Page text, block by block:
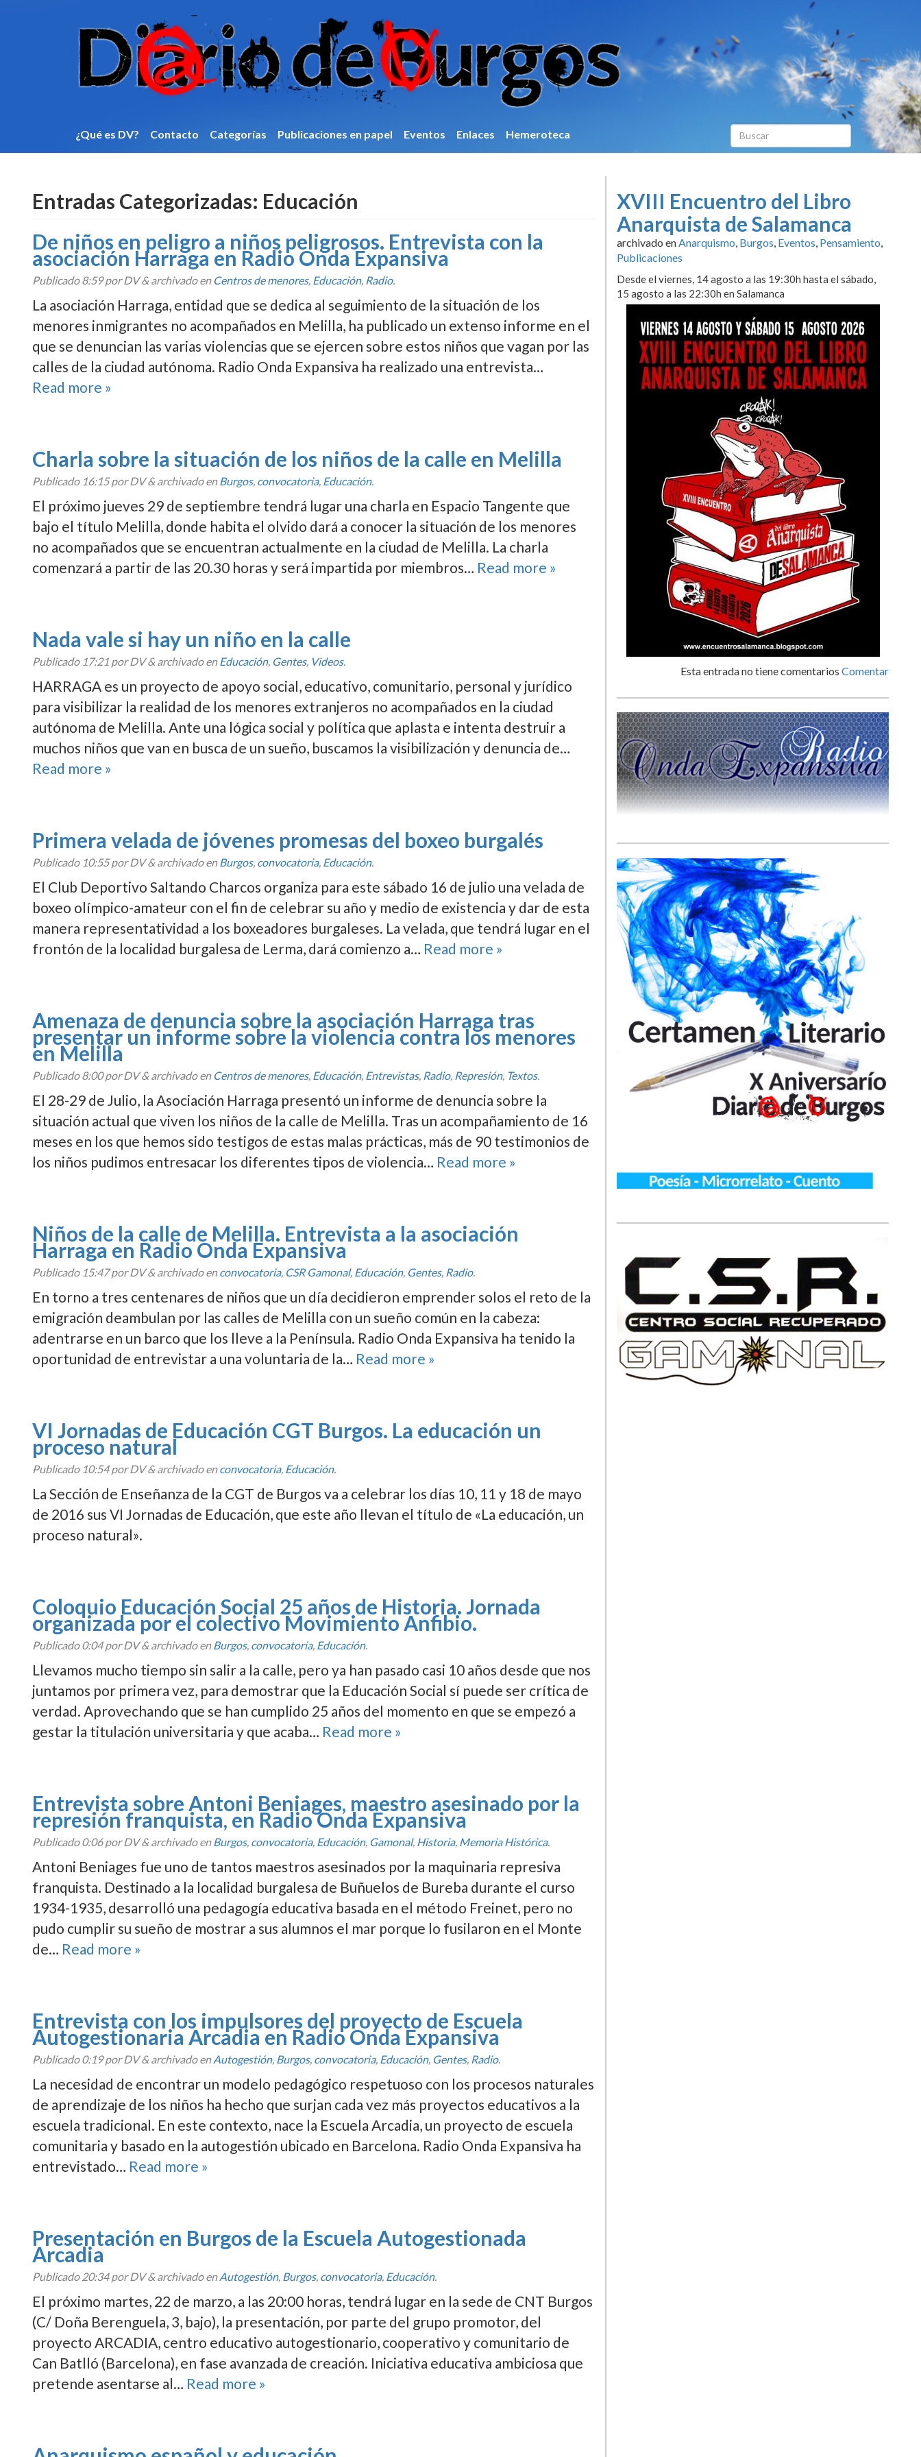
¿Qué es DV? Contacto Categorí­as Publicaciones en papel Eventos Enlaces Hemeroteca
Entradas Categorizadas: Educación
De niños en peligro a niños peligrosos. Entrevista con la
asociación Harraga en Radio Onda Expansiva
Publicado8:59por DV&archivado en Centros de menores, Educación, Radio.
La asociación Harraga, entidad que se dedica al seguimiento de la situación de los
menores inmigrantes no acompañados en Melilla, ha publicado un extenso informe en el
que se denuncian las varias violencias que se ejercen sobre estos niños que vagan por las
calles de la ciudad autónoma. Radio Onda Expansiva ha realizado una entrevista…
Read more »
Charla sobre la situación de los niños de la calle en Melilla
Publicado 16:15por DV&archivado enBurgos, convocatoria, Educación.
El próximo jueves 29 de septiembre tendrá lugar una charla en Espacio Tangente que
bajo el tí­tulo Melilla, donde habita el olvido dará a conocer la situación de los menores
no acompañados que se encuentran actualmente en la ciudad de Melilla. La charla
comenzará a partir de las 20.30 horas y será impartida por miembros… Read more »
Nada vale si hay un niño en la calle
Publicado 17:21 por DV&archivado enEducación, Gentes, Videos.
HARRAGA es un proyecto de apoyo social, educativo, comunitario, personal y jurí­dico
para visibilizar la realidad de los menores extranjeros no acompañados en la ciudad
autónoma de Melilla. Ante una lógica social y polí­tica que aplasta e intenta destruir a
muchos niños que van en busca de un sueño, buscamos la visibilización y denuncia de…
Read more »
Primera velada de jóvenes promesas del boxeo burgalés
Publicado 10:55por DV&archivado enBurgos, convocatoria, Educación.
El Club Deportivo Saltando Charcos organiza para este sábado 16 de julio una velada de
boxeo olí­mpico-amateur con el fin de celebrar su año y medio de existencia y dar de esta
manera representatividad a los boxeadores burgaleses. La velada, que tendrá lugar en el
frontón de la localidad burgalesa de Lerma, dará comienzo a… Read more »
Amenaza de denuncia sobre la asociación Harraga tras
presentar un informe sobre la violencia contra los menores
en Melilla
Publicado8:00por DV&archivado en Centros de menores, Educación, Entrevistas, Radio, Represión, Textos.
El 28-29 de Julio, la Asociación Harraga presentó un informe de denuncia sobre la
situación actual que viven los niños de la calle de Melilla. Tras un acompañamiento de 16
meses en los que hemos sido testigos de estas malas prácticas, más de 90 testimonios de
los niños pudimos entresacar los diferentes tipos de violencia… Read more »
Niños de la calle de Melilla. Entrevista a la asociación
Harraga en Radio Onda Expansiva
Publicado 15:47por DV&archivado enconvocatoria, CSR Gamonal, Educación, Gentes, Radio.
En torno a tres centenares de niños que un dí­a decidieron emprender solos el reto de la
emigración deambulan por las calles de Melilla con un sueño común en la cabeza:
adentrarse en un barco que los lleve a la Pení­nsula. Radio Onda Expansiva ha tenido la
oportunidad de entrevistar a una voluntaria de la… Read more »
VI Jornadas de Educación CGT Burgos. La educación un
proceso natural
Publicado 10:54por DV&archivado enconvocatoria, Educación.
La Sección de Enseñanza de la CGT de Burgos va a celebrar los dí­as 10, 11 y 18 de mayo
de 2016 sus VI Jornadas de Educación, que este año llevan el tí­tulo de «La educación, un
proceso natural».
Coloquio Educación Social 25 años de Historia. Jornada
organizada por el colectivo Movimiento Anfibio.
Publicado0:04por DV&archivado enBurgos, convocatoria, Educación.
Llevamos mucho tiempo sin salir a la calle, pero ya han pasado casi 10 años desde que nos
juntamos por primera vez, para demostrar que la Educación Social sí­ puede ser crí­tica de
verdad. Aprovechando que se han cumplido 25 años del momento en que se empezó a
gestar la titulación universitaria y que acaba… Read more »
Entrevista sobre Antoni Beniages, maestro asesinado por la
represión franquista, en Radio Onda Expansiva
Publicado0:06por DV&archivado enBurgos, convocatoria, Educación, Gamonal, Historia, Memoria Histórica.
Antoni Beniages fue uno de tantos maestros asesinados por la maquinaria represiva
franquista. Destinado a la localidad burgalesa de Buñuelos de Bureba durante el curso
1934-1935, desarrolló una pedagogí­a educativa basada en el método Freinet, pero no
pudo cumplir su sueño de mostrar a sus alumnos el mar porque lo fusilaron en el Monte
de… Read more »
Entrevista con los impulsores del proyecto de Escuela
Autogestionaria Arcadia en Radio Onda Expansiva
Publicado0:19por DV&archivado enAutogestión, Burgos, convocatoria, Educación, Gentes, Radio.
La necesidad de encontrar un modelo pedagógico respetuoso con los procesos naturales
de aprendizaje de los niños ha hecho que surjan cada vez más proyectos educativos a la
escuela tradicional. En este contexto, nace la Escuela Arcadia, un proyecto de escuela
comunitaria y basado en la autogestión ubicado en Barcelona. Radio Onda Expansiva ha
entrevistado… Read more »
Presentación en Burgos de la Escuela Autogestionada
Arcadia
Publicado20:34por DV&archivado enAutogestión, Burgos, convocatoria, Educación.
El próximo martes, 22 de marzo, a las 20:00 horas, tendrá lugar en la sede de CNT Burgos
(C/ Doña Berenguela, 3, bajo), la presentación, por parte del grupo promotor, del
proyecto ARCADIA, centro educativo autogestionario, cooperativo y comunitario de
Can Batlló (Barcelona), en fase avanzada de creación. Iniciativa educativa ambiciosa que
pretende asentarse al… Read more »
XVIII Encuentro del Libro
Anarquista de Salamanca
archivado enAnarquismo, Burgos, Eventos, Pensamiento,
Publicaciones
Desde el viernes, 14 agosto a las 19:30h hasta el sábado,
15 agosto a las 22:30h en Salamanca
Esta entrada no tiene comentarios Comentar